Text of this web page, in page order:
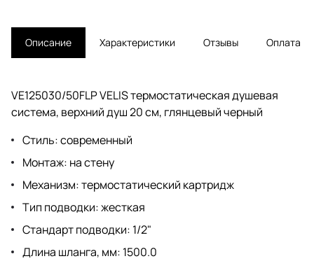
Описание Характеристики Отзывы Оплата
VE125030/50FLP VELIS термостатическая душевая
система, верхний душ 20 см, глянцевый черный
Стиль: современный
Монтаж: на стену
Механизм: термостатический картридж
Тип подводки: жесткая
Стандарт подводки: 1/2"
Длина шланга, мм: 1500.0